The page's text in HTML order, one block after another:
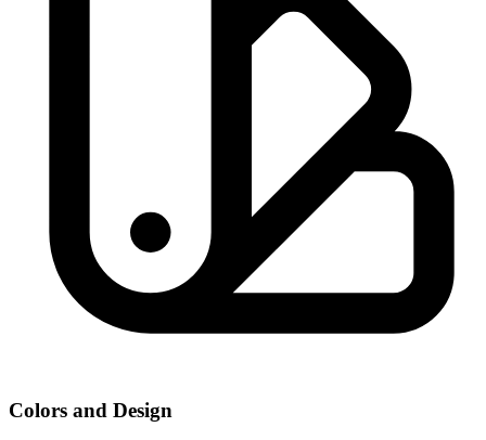
Colors and Design